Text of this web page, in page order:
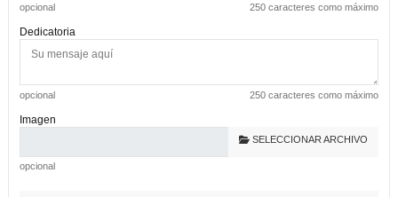
opcional 250 caracteres como máximo
Dedicatoria
opcional 250 caracteres como máximo
Imagen
SELECCIONAR ARCHIVO
opcional